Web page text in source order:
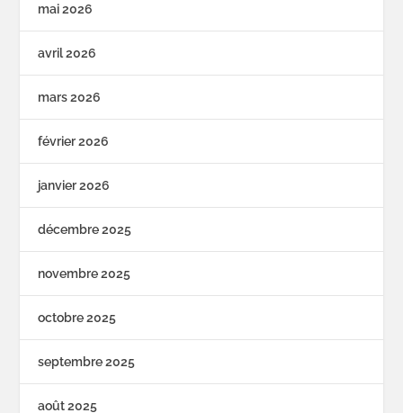
mai 2026
avril 2026
mars 2026
février 2026
janvier 2026
décembre 2025
novembre 2025
octobre 2025
septembre 2025
août 2025